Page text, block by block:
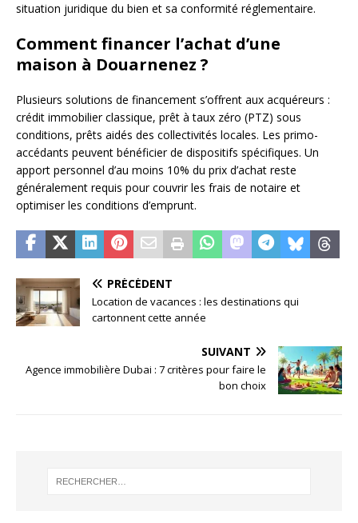
situation juridique du bien et sa conformité réglementaire.
Comment financer l’achat d’une
maison à Douarnenez ?
Plusieurs solutions de financement s’offrent aux acquéreurs :
crédit immobilier classique, prêt à taux zéro (PTZ) sous
conditions, prêts aidés des collectivités locales. Les primo-
accédants peuvent bénéficier de dispositifs spécifiques. Un
apport personnel d’au moins 10% du prix d’achat reste
généralement requis pour couvrir les frais de notaire et
optimiser les conditions d’emprunt.
PRÉCÉDENT
Location de vacances : les destinations qui
cartonnent cette année
SUIVANT
Agence immobilière Dubai : 7 critères pour faire le
bon choix